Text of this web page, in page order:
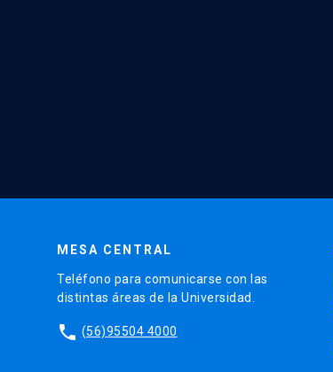
MESA CENTRAL
Teléfono para comunicarse con las
distintas áreas de la Universidad.
phone (56)95504 4000